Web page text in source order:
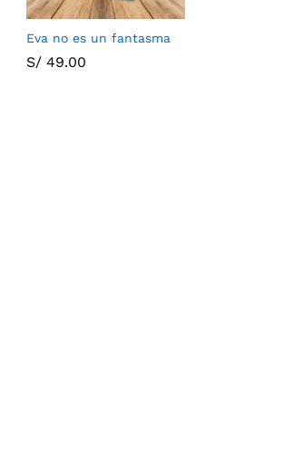
Eva no es un fantasma
S/49.00
S/49.00